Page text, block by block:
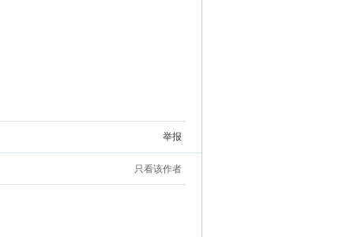
举报
只看该作者